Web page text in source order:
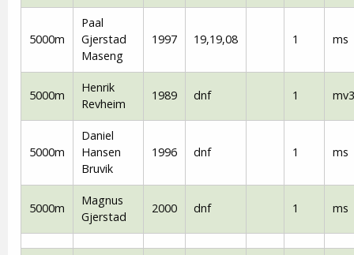
5000m
Paal
Gjerstad
Maseng
1997 19,19,08 1 ms
5000m
Henrik
Revheim
1989 dnf 1
5000m
Daniel
Hansen
Bruvik
1996 dnf 1 ms
5000m
Magnus
Gjerstad
2000 dnf 1 ms